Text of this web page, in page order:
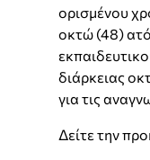
ορισµένου
οκτώ (48)
διάρκειας
για τις
Δείτε την